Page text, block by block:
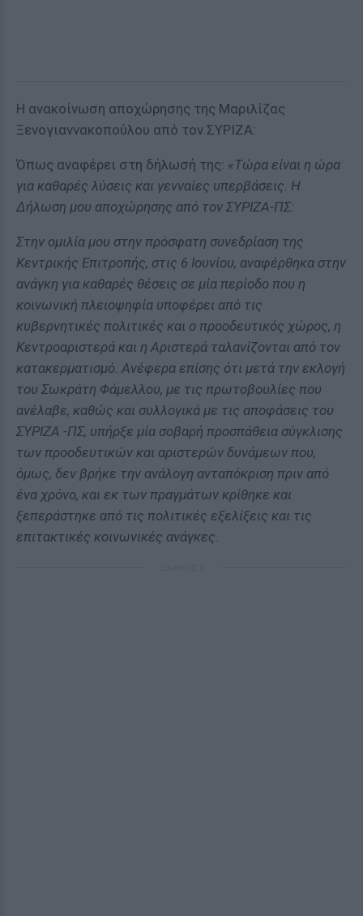
Η ανακοίνωση αποχώρησης της Μαριλίζας
Ξενογιαννακοπούλου από τον ΣΥΡΙΖΑ:
Όπως αναφέρει στη δήλωσή της: «Τώρα είναι η ώρα
για καθαρές λύσεις και γενναίες υπερβάσεις. Η
Δήλωση μου αποχώρησης από τον ΣΥΡΙΖΑ-ΠΣ:
Στην ομιλία μου στην πρόσφατη συνεδρίαση της
Κεντρικής Επιτροπής, στις 6 Ιουνίου, αναφέρθηκα στην
ανάγκη για καθαρές θέσεις σε μία περίοδο που η
κοινωνική πλειοψηφία υποφέρει από τις
κυβερνητικές πολιτικές και ο προοδευτικός χώρος, η
Κεντροαριστερά και η Αριστερά ταλανίζονται από τον
κατακερματισμό. Ανέφερα επίσης ότι μετά την εκλογή
του Σωκράτη Φάμελλου, με τις πρωτοβουλίες που
ανέλαβε, καθώς και συλλογικά με τις αποφάσεις του
ΣΥΡΙΖΑ -ΠΣ, υπήρξε μία σοβαρή προσπάθεια σύγκλισης
των προοδευτικών και αριστερών δυνάμεων που,
όμως, δεν βρήκε την ανάλογη ανταπόκριση πριν από
ένα χρόνο, και εκ των πραγμάτων κρίθηκε και
ξεπεράστηκε από τις πολιτικές εξελίξεις και τις
επιτακτικές κοινωνικές ανάγκες.